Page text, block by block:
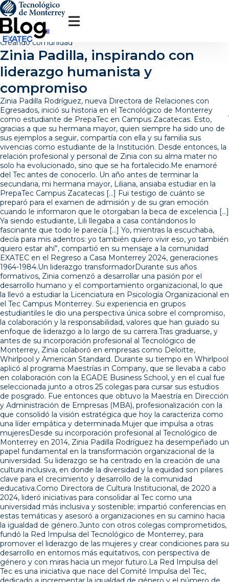
Pasar
al
contenido
principal
Creando comunidad
Zinia Padilla, inspirando con
liderazgo humanista y
compromiso
Zinia Padilla Rodríguez, nueva Directora de Relaciones con
Egresados, inició su historia en el Tecnológico de Monterrey
como estudiante de PrepaTec en Campus Zacatecas. Esto,
gracias a que su hermana mayor, quien siempre ha sido uno de
sus ejemplos a seguir, compartía con ella y su familia sus
vivencias como estudiante de la Institución. Desde entonces, la
relación profesional y personal de Zinia con su alma mater no
solo ha evolucionado, sino que se ha fortalecido.Me enamoré
del Tec antes de conocerlo. Un año antes de terminar la
secundaria, mi hermana mayor, Liliana, ansiaba estudiar en la
PrepaTec Campus Zacatecas […] Fui testigo de cuánto se
preparó para el examen de admisión y de su gran emoción
cuando le informaron que le otorgaban la beca de excelencia […]
Ya siendo estudiante, Lili llegaba a casa contándonos lo
fascinante que todo le parecía […] Yo, mientras la escuchaba,
decía para mis adentros: yo también quiero vivir eso, yo también
quiero estar ahí”, compartió en su mensaje a la comunidad
EXATEC en el Regreso a Casa Monterrey 2024, generaciones
1964-1984.Un liderazgo transformadorDurante sus años
formativos, Zinia comenzó a desarrollar una pasión por el
desarrollo humano y el comportamiento organizacional, lo que
la llevó a estudiar la Licenciatura en Psicología Organizacional en
el Tec Campus Monterrey. Su experiencia en grupos
estudiantiles le dio una perspectiva única sobre el compromiso,
la colaboración y la responsabilidad, valores que han guiado su
enfoque de liderazgo a lo largo de su carrera.Tras graduarse, y
antes de su incorporación profesional al Tecnológico de
Monterrey, Zinia colaboró en empresas como Deloitte,
Whirlpool y American Standard. Durante su tiempo en Whirlpool
aplicó al programa Maestrías in Company, que se llevaba a cabo
en colaboración con la EGADE Business School, y en el cual fue
seleccionada junto a otros 25 colegas para cursar sus estudios
de posgrado. Fue entonces que obtuvo la Maestría en Dirección
y Administración de Empresas (MBA), profesionalización con la
que consolidó la visión estratégica que hoy la caracteriza como
una líder empática y determinada.Mujer que impulsa a otras
mujeresDesde su incorporación profesional al Tecnológico de
Monterrey en 2014, Zinia Padilla Rodríguez ha desempeñado un
papel fundamental en la transformación organizacional de la
universidad. Su liderazgo se ha centrado en la creación de una
cultura inclusiva, en donde la diversidad y la equidad son pilares
clave para el crecimiento y desarrollo de la comunidad
educativa.Como Directora de Cultura Institucional, de 2020 a
2024, lideró iniciativas para consolidar al Tec como una
universidad más inclusiva y sostenible; impartió conferencias en
estas temáticas y asesoró a organizaciones en su camino hacia
la igualdad de género.Junto con otros colegas comprometidos,
fundó la Red Impulsa del Tecnológico de Monterrey, para
promover el liderazgo de las mujeres y crear condiciones para su
desarrollo en entornos más equitativos, con perspectiva de
género y con miras hacia un mejor futuro.La Red Impulsa del
Tec es una iniciativa que nace del Comité Impulsa del Tec,